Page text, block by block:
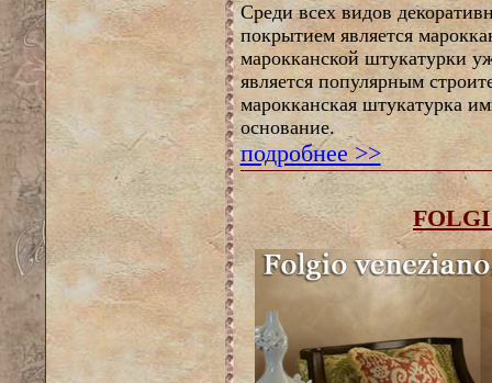
Среди всех видов
покрытием является
марокканской штукатурки
является популярным
марокканская штукатурка
основание.
подробнее >>